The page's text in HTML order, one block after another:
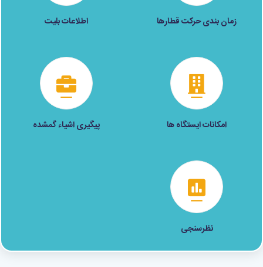
زمان بندی حرکت قطارها اطلاعات بلیت
امکانات ایستگاه ها پیگیری اشیاء گمشده
نظرسنجی